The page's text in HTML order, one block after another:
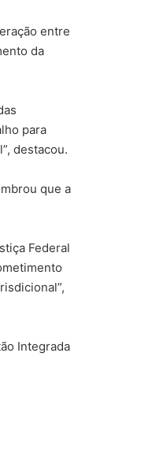
entre
da
para
destacou.
que a
Federal
Integrada